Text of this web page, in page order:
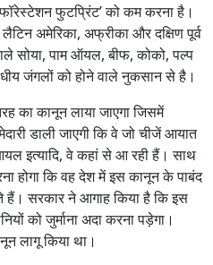
फुटप्रिंट’ को कम करना है।
अमेरिका, अफ्रीका और दक्षिण पूर्व
सोया, पाम ऑयल, बीफ, कोको, पल्प
जंगलों को होने वाले नुकसान से है।
का कानून लाया जाएगा जिसमें
डाली जाएगी कि वे जो चीजें आयात
इत्यादि, वे कहां से आ रही हैं। साथ
होगा कि वह देश में इस कानून के पाबंद
सरकार ने आगाह किया है कि इस
को जुर्माना अदा करना पड़ेगा।
लागू किया था।